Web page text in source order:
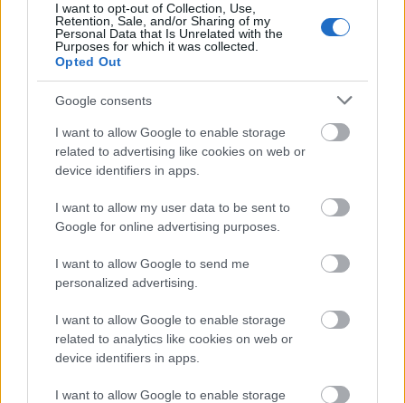
I want to opt-out of Collection, Use,
Retention, Sale, and/or Sharing of my
Personal Data that Is Unrelated with the
Purposes for which it was collected.
Opted Out
Google consents
I want to allow Google to enable storage
related to advertising like cookies on web or
device identifiers in apps.
I want to allow my user data to be sent to
Google for online advertising purposes.
I want to allow Google to send me
personalized advertising.
I want to allow Google to enable storage
related to analytics like cookies on web or
device identifiers in apps.
I want to allow Google to enable storage
Με τα νέα ATM σήμερα, χρειαζόμαστε μόνο μια
ασφαλή περιοχή η οποία θα συμφωνηθεί με τους
κατοίκους. Από εκεί καιπέρα μπορούμε να
παρέχουμε καθαρό νερό και σε καλές τιμές αφού
προέρχεται από τις ήδη υπάρχουσες δεξαμενές
μας και μάλιστα επειδή είναι υπεύθυνη των
κατοίκων το προσέχουν καλύτερα.
Τα ATM τα διαχειρίζονται ο δήμαρχος της
κάρτες δόθηκαν στους κατοίκους δωρεάν και
μπορούν να τις φορτώσουν με «μονάδες»